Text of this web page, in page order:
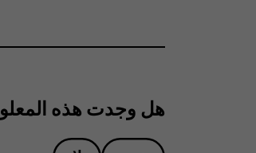
هل وجدت هذه